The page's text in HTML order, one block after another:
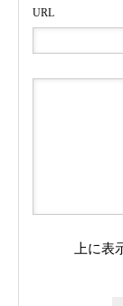
URL
上に表